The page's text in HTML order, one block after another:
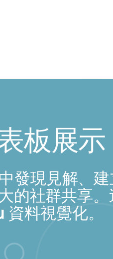
板展示
發現見解、
的社群共享
料視覺化。